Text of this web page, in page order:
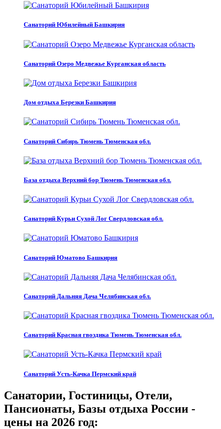
Санаторий Юбилейный Башкирия
Санаторий Озеро Медвежье Курганская область
Дом отдыха Березки Башкирия
Санаторий Сибирь Тюмень Тюменская обл.
База отдыха Верхний бор Тюмень Тюменская обл.
Санаторий Курьи Сухой Лог Свердловская обл.
Санаторий Юматово Башкирия
Санаторий Дальняя Дача Челябинская обл.
Санаторий Красная гвоздика Тюмень Тюменская обл.
Санаторий Усть-Качка Пермский край
Санатории, Гостиницы, Отели,
Пансионаты, Базы отдыха России -
цены на 2026 год: